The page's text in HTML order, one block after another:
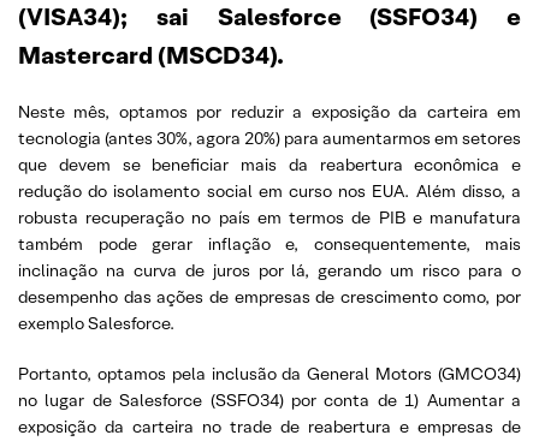
(VISA34); sai Salesforce (SSFO34) e
Mastercard (MSCD34).
Neste mês, optamos por reduzir a exposição da carteira em
tecnologia (antes 30%, agora 20%) para aumentarmos em setores
que devem se beneficiar mais da reabertura econômica e
redução do isolamento social em curso nos EUA. Além disso, a
robusta recuperação no país em termos de PIB e manufatura
também pode gerar inflação e, consequentemente, mais
inclinação na curva de juros por lá, gerando um risco para o
desempenho das ações de empresas de crescimento como, por
exemplo Salesforce.
Portanto, optamos pela inclusão da General Motors (GMCO34)
no lugar de Salesforce (SSFO34) por conta de 1) Aumentar a
exposição da carteira no trade de reabertura e empresas de